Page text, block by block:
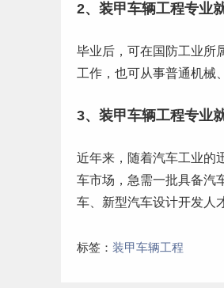
2、装甲车辆工程专业
毕业后，可在国防工业所
工作 ，也可从事普通机械
3、装甲车辆工程专业
近年来，随着汽车工业的
车市场，急需一批具备汽
车、新型汽车设计开发人
标签： 装甲车辆工程